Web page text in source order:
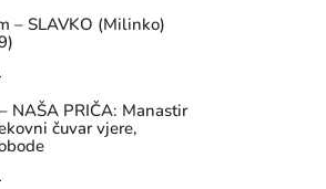
– SLAVKO (Milinko)
NAŠA PRIČA: Manastir
čuvar vjere,